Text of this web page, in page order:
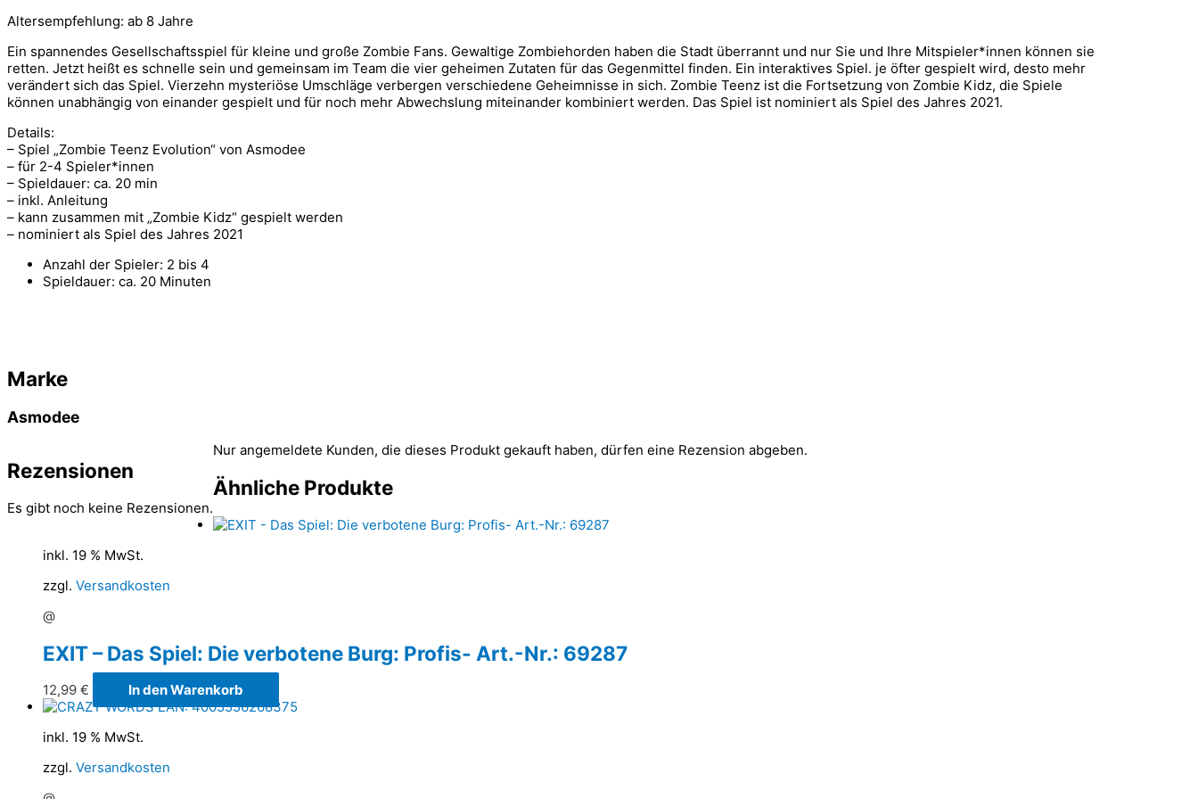
Altersempfehlung: ab 8 Jahre
Ein spannendes Gesellschaftsspiel für kleine und große Zombie Fans. Gewaltige Zombiehorden haben die Stadt überrannt und nur Sie und Ihre Mitspieler*innen können sie
retten. Jetzt heißt es schnelle sein und gemeinsam im Team die vier geheimen Zutaten für das Gegenmittel finden. Ein interaktives Spiel. je öfter gespielt wird, desto mehr
verändert sich das Spiel. Vierzehn mysteriöse Umschläge verbergen verschiedene Geheimnisse in sich. Zombie Teenz ist die Fortsetzung von Zombie Kidz, die Spiele
können unabhängig von einander gespielt und für noch mehr Abwechslung miteinander kombiniert werden. Das Spiel ist nominiert als Spiel des Jahres 2021.
Details:
– Spiel „Zombie Teenz Evolution“ von Asmodee
– für 2-4 Spieler*innen
– Spieldauer: ca. 20 min
– inkl. Anleitung
– kann zusammen mit „Zombie Kidz“ gespielt werden
– nominiert als Spiel des Jahres 2021
Anzahl der Spieler: 2 bis 4
Spieldauer: ca. 20 Minuten
Marke
Asmodee
Rezensionen
Es gibt noch keine Rezensionen.
Nur angemeldete Kunden, die dieses Produkt gekauft haben, dürfen eine Rezension abgeben.
Ähnliche Produkte
inkl. 19 % MwSt.
zzgl. Versandkosten
@
EXIT – Das Spiel: Die verbotene Burg: Profis- Art.-Nr.: 69287
12,99 € In den Warenkorb
inkl. 19 % MwSt.
zzgl. Versandkosten